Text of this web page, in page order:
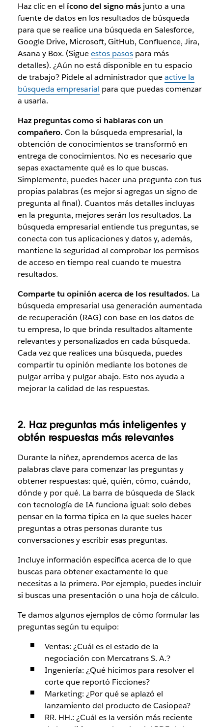
Haz clic en el ícono del signo másjunto a una
fuente de datos en los resultados de búsqueda
para que se realice una búsqueda en Salesforce,
Google Drive, Microsoft, GitHub, Confluence, Jira,
Asana y Box. (Sigueestos pasospara más
detalles). ¿Aún no está disponible en tu espacio
de trabajo? Pídele al administrador queactive la
búsqueda empresarial para que puedas comenzar
a usarla.
Haz preguntas como si hablaras con un
compañero. Con la búsqueda empresarial, la
obtención de conocimientos se transformó en
entrega de conocimientos. No es necesario que
sepas exactamente qué es lo que buscas.
Simplemente, puedes hacer una pregunta con tus
propias palabras (es mejor si agregas un signo de
pregunta al final). Cuantos más detalles incluyas
en la pregunta, mejores serán los resultados. La
búsqueda empresarial entiende tus preguntas, se
conecta con tus aplicaciones y datos y, además,
mantiene la seguridad al comprobar los permisos
de acceso en tiempo real cuando te muestra
resultados.
Comparte tu opinión acerca de los resultados. La
búsqueda empresarial usa generación aumentada
de recuperación (RAG) con base en los datos de
tu empresa, lo que brinda resultados altamente
relevantes y personalizados en cada búsqueda.
Cada vez que realices una búsqueda, puedes
compartir tu opinión mediante los botones de
pulgar arriba y pulgar abajo. Esto nos ayuda a
mejorar la calidad de las respuestas.
2. Haz preguntas más inteligentes y
obtén respuestas más relevantes
Durante la niñez, aprendemos acerca de las
palabras clave para comenzar las preguntas y
obtener respuestas: qué, quién, cómo, cuándo,
dónde y por qué. La barra de búsqueda de Slack
con tecnología de IA funciona igual: solo debes
pensar en la forma típica en la que sueles hacer
preguntas a otras personas durante tus
conversaciones y escribir esas preguntas.
Incluye información específica acerca de lo que
buscas para obtener exactamente lo que
necesitas a la primera. Por ejemplo, puedes incluir
si buscas una presentación o una hoja de cálculo.
Te damos algunos ejemplos de cómo formular las
preguntas según tu equipo:
Ventas: ¿Cuál es el estado de la
negociación con Mercatrans S. A.?
Ingeniería: ¿Qué hicimos para resolver el
corte que reportó Ficciones?
Marketing: ¿Por qué se aplazó el
lanzamiento del producto de Casiopea?
RR. HH.: ¿Cuál es la versión más reciente